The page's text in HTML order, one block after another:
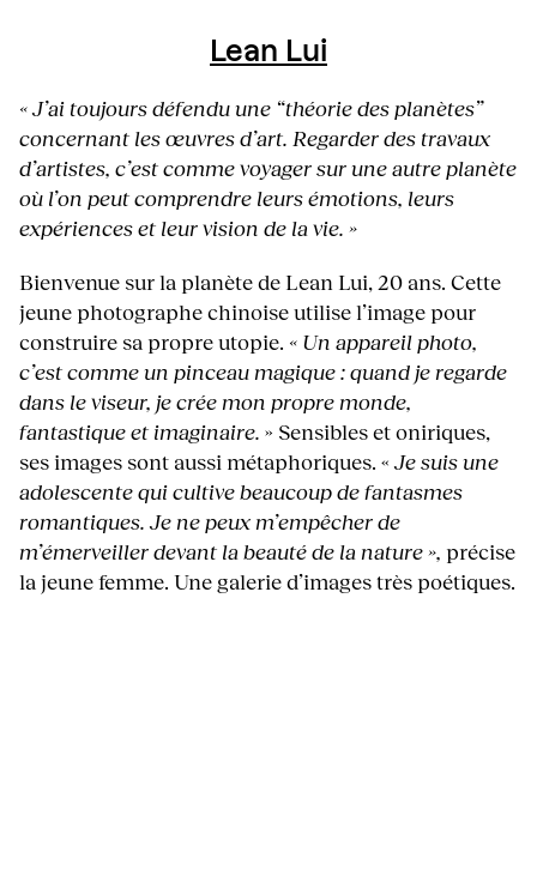
Lean Lui
« J’ai toujours défendu une “théorie des planètes”
concernant les œuvres d’art. Regarder des travaux
d’artistes, c’est comme voyager sur une autre planète
où l’on peut comprendre leurs émotions, leurs
expériences et leur vision de la vie. »
Bienvenue sur la planète de Lean Lui, 20 ans. Cette
jeune photographe chinoise utilise l’image pour
construire sa propre utopie. « Un appareil photo,
c’est comme un pinceau magique : quand je regarde
dans le viseur, je crée mon propre monde,
fantastique et imaginaire. » Sensibles et oniriques,
ses images sont aussi métaphoriques. «Je suis une
adolescente qui cultive beaucoup de fantasmes
romantiques. Je ne peux m’empêcher de
m’émerveiller devant la beauté de la nature », précise
la jeune femme. Une galerie d’images très poétiques.